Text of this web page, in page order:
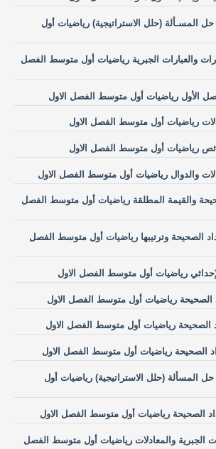
المسـألة (حلل الاستراتيجية) رياضيات أول
والعبارات الجبرية رياضيات أول متوسط الفصل
الأول رياضيات أول متوسط الفصل الاول
رياضيات أول متوسط الفصل الاول
رياضيات أول متوسط الفصل الاول
والدوال رياضيات أول متوسط الفصل الاول
والقيمة المطلقة رياضيات أول متوسط الفصل
الصحيحة وترتيبها رياضيات أول متوسط الفصل
رياضيات أول متوسط الفصل الاول
رياضيات أول متوسط الفصل الاول
رياضيات أول متوسط الفصل الاول
رياضيات أول متوسط الفصل الاول
المسألة (حلل الاستراتيجية) رياضيات أول
الصحيحة رياضيات أول متوسط الفصل الاول
الجبرية والمعادلات رياضيات أول متوسط الفصل